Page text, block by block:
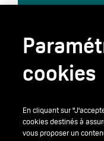
cookies
En cliquant sur
cookies destinés à
vous proposer un